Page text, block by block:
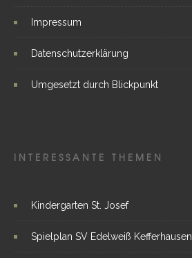
Impressum
Datenschutzerklärung
Umgesetzt durch Blickpunkt
INTERESSANTE THEMEN
Kindergarten St. Josef
Spielplan SV Edelweiß Kefferhausen